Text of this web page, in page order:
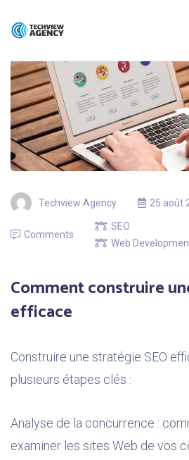
Techview Agency 25 août
Comments
SEO
Web
Comment construire
efficace
Construire une stratégie SEO
plusieurs étapes clés :
Analyse de la concurrence :
examiner les sites Web de vos